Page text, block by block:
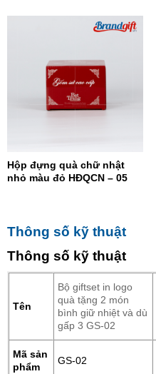
Hộp đựng quà chữ nhật
nhỏ màu đỏ HĐQCN – 05
Thông số kỹ thuật
Thông số kỹ thuật
Tên
Bộ giftset in logo
quà tặng 2 món
bình giữ nhiệt và dù
gấp 3 GS-02
Mã sản
phẩm
GS-02